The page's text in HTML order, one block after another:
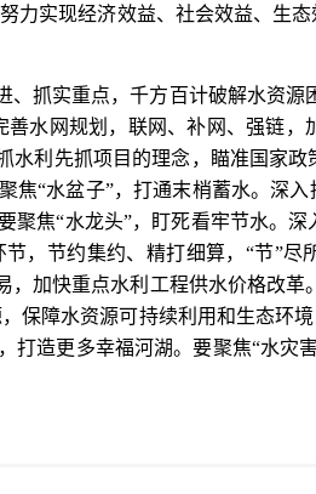
力实现经济效益、社会效益、生
抓实重点，千方百计破解水资源
水网规划，联网、补网、强链
水利先抓项目的理念，瞄准国家
“水盆子”，打通末梢蓄水。深
焦“水龙头”，盯死看牢节水。
，节约集约、精打细算，“节”尽
加快重点水利工程供水价格改革
保障水资源可持续利用和生态环
造更多幸福河湖。要聚焦“水灾